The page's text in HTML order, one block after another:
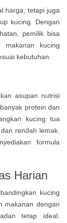
harga, tetapi juga
kucing. Dengan
pemilik bisa
kucing
kebutuhan.
asupan nutrisi
protein dan
kucing tua
rendah lemak.
formula
Harian
kucing
makanan dengan
tetap ideal.